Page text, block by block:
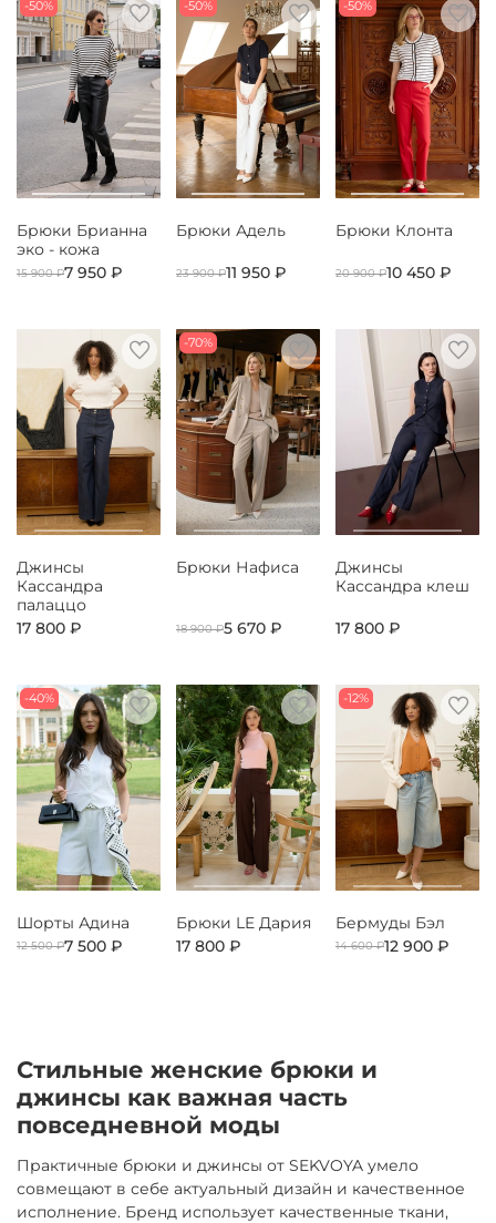
-50%
Брюки Брианна
эко - кожа
15 900 ₽7 950 ₽
-50%
Брюки Адель
23 900 ₽11 950 ₽
-50%
Брюки Клонта
20 900 ₽10 450 ₽
Джинсы
Кассандра
палаццо
17 800 ₽
-70%
Брюки Нафиса
18 900 ₽5 670 ₽
Джинсы
Кассандра клеш
17 800 ₽
-40%
Шорты Адина
12 500 ₽7 500 ₽
Брюки LE Дария
17 800 ₽
-12%
Бермуды Бэл
14 600 ₽12 900 ₽
Стильные женские брюки и
джинсы как важная часть
повседневной моды
Практичные брюки и джинсы от SEKVOYA умело
совмещают в себе актуальный дизайн и качественное
исполнение. Бренд использует качественные ткани,